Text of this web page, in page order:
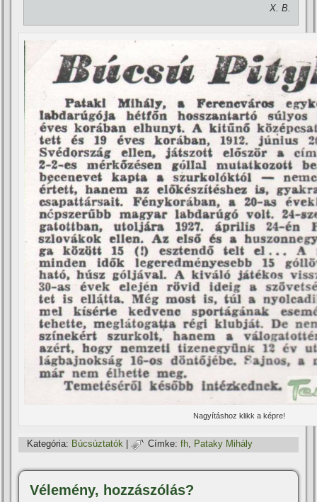
X. B.
Nagyí­táshoz klikk a képre!
Kategória: Búcsúztatók Címke: fh Pataky Mihály
Vélemény, hozzászólás?